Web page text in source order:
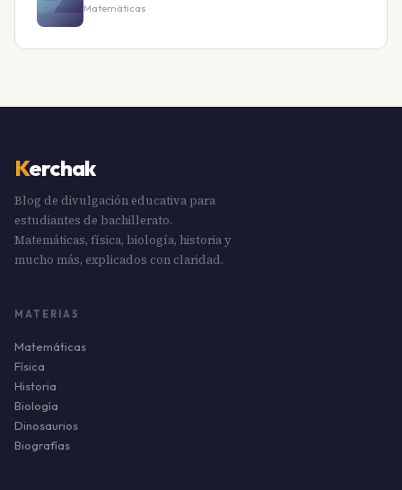
Matemáticas
Kerchak
Blog de divulgación educativa para
estudiantes de bachillerato.
Matemáticas, física, biología, historia y
mucho más, explicados con claridad.
MATERIAS
Matemáticas
Física
Historia
Biología
Dinosaurios
Biografías